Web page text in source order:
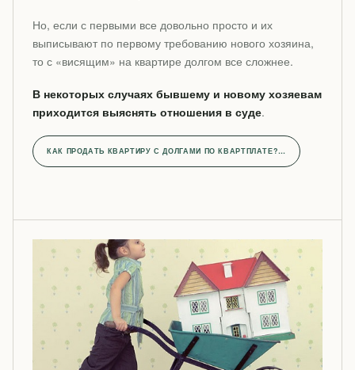
Но, если с первыми все довольно просто и их
выписывают по первому требованию нового хозяина,
то с «висящим» на квартире долгом все сложнее.
В некоторых случаях бывшему и новому хозяевам
приходится выяснять отношения в суде.
КАК ПРОДАТЬ КВАРТИРУ С ДОЛГАМИ ПО КВАРТПЛАТЕ?…